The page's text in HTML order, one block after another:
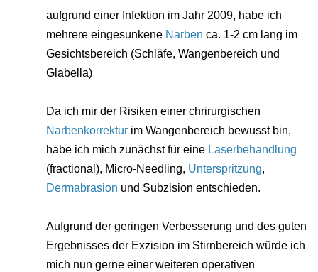
aufgrund einer Infektion im Jahr 2009, habe ich
mehrere eingesunkene Narben ca. 1-2 cm lang im
Gesichtsbereich (Schläfe, Wangenbereich und
Glabella)
Da ich mir der Risiken einer chrirurgischen
Narbenkorrektur im Wangenbereich bewusst bin,
habe ich mich zunächst für eine Laserbehandlung
(fractional), Micro-Needling, Unterspritzung,
Dermabrasion und Subzision entschieden.
Aufgrund der geringen Verbesserung und des guten
Ergebnisses der Exzision im Stirnbereich würde ich
mich nun gerne einer weiteren operativen